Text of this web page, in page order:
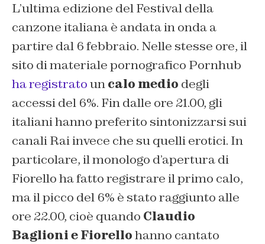
L’ultima edizione del Festival della
canzone italiana è andata in onda a
partire dal 6 febbraio. Nelle stesse ore, il
sito di materiale pornografico Pornhub
ha registratouncalo medio degli
accessi del 6%. Fin dalle ore 21.00, gli
italiani hanno preferito sintonizzarsi sui
canali Rai invece che su quelli erotici. In
particolare, il monologo d’apertura di
Fiorello ha fatto registrare il primo calo,
ma il picco del 6% è stato raggiunto alle
ore 22.00, cioè quando Claudio
Baglioni e Fiorellohanno cantato